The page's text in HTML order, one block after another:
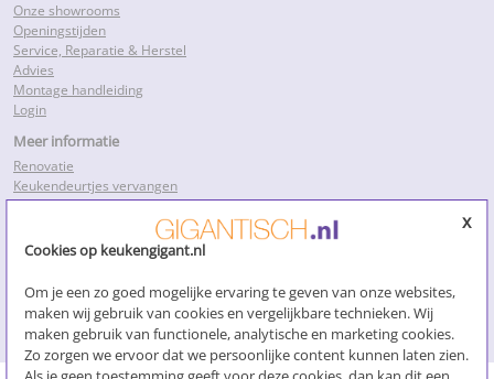
x
Cookies op keukengigant.nl
Om je een zo goed mogelijke ervaring te geven van onze websites,
maken wij gebruik van cookies en vergelijkbare technieken. Wij
maken gebruik van functionele, analytische en marketing cookies.
Zo zorgen we ervoor dat we persoonlijke content kunnen laten zien.
Onze showrooms
Openingstijden
Service, Reparatie & Herstel
Advies
Montage handleiding
Login
Meer informatie
Renovatie
Keukendeurtjes vervangen
Keukenkastdeurtjes
Keukenkastjes vervangen
Kosten keukenrenovatie
Losse keukendeurtjes
Nieuwe keukendeurtjes
Klik voor meer…